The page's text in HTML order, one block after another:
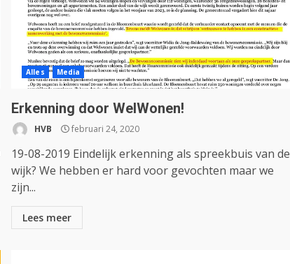
Alles Media
Erkenning door WelWonen!
HVB februari 24, 2020
19-08-2019 Eindelijk erkenning als spreekbuis van de
wijk? We hebben er hard voor gevochten maar we
zijn...
Lees meer